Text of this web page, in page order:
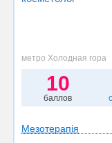
метро Холодная гора
10
баллов
Мезотерапія